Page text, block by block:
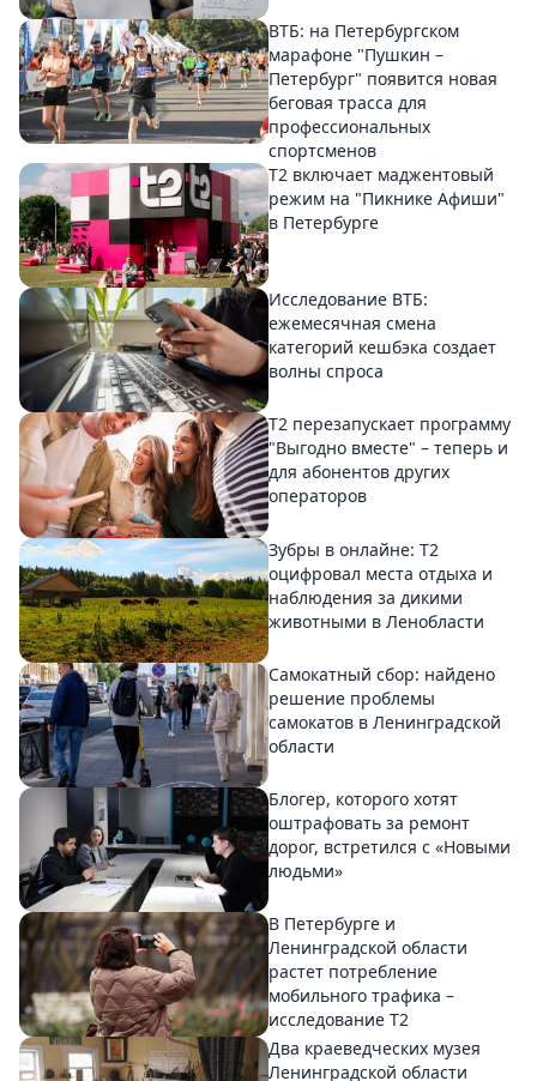
ВТБ: на Петербургском
марафоне "Пушкин –
Петербург" появится новая
беговая трасса для
профессиональных
спортсменов
Т2 включает маджентовый
режим на "Пикнике Афиши"
в Петербурге
Исследование ВТБ:
ежемесячная смена
категорий кешбэка создает
волны спроса
Т2 перезапускает программу
"Выгодно вместе" – теперь и
для абонентов других
операторов
Зубры в онлайне: Т2
оцифровал места отдыха и
наблюдения за дикими
животными в Ленобласти
Самокатный сбор: найдено
решение проблемы
самокатов в Ленинградской
области
Блогер, которого хотят
оштрафовать за ремонт
дорог, встретился с «Новыми
людьми»
В Петербурге и
Ленинградской области
растет потребление
мобильного трафика –
исследование T2
Два краеведческих музея
Ленинградской области